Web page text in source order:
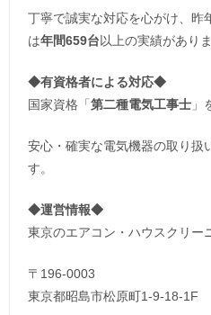
丁寧で誠実な対応を心がけ、昨
は年間659台以上の実績がありま
◆有資格者による対応◆
国家資格「 第二種電気工事士 」
安心・確実な電気機器の取り扱
す。
◆運営情報◆
東京のエアコン・ハウスクリー
〒196-0003
東京都昭島市松原町1-9‐18‐1F